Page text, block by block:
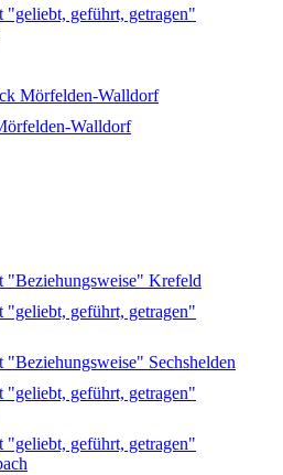
"geliebt, geführt, getragen"
Mörfelden-Walldorf
Walldorf
"Beziehungsweise" Krefeld
"geliebt, geführt, getragen"
"Beziehungsweise" Sechshelden
"geliebt, geführt, getragen"
"geliebt, geführt, getragen"